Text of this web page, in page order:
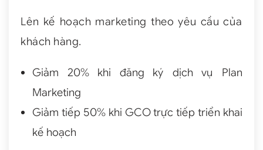
Lên kế hoạch marketing theo yêu cầu của
khách hàng.
Giảm 20% khi đăng ký dịch vụ Plan
Marketing
Giảm tiếp 50% khi GCO trực tiếp triển khai
kế hoạch